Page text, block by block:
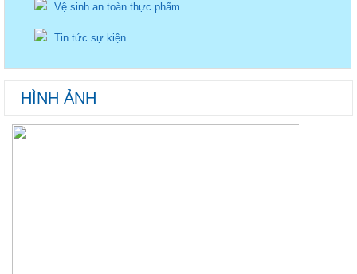
Vệ sinh an toàn thực phẩm
Tin tức sự kiện
HÌNH ẢNH